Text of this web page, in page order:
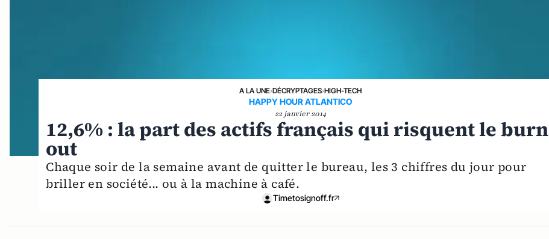
A LA UNE›DÉCRYPTAGES›HIGH-TECH
HAPPY HOUR ATLANTICO
22 janvier 2014
12,6% : la part des actifs français qui risquent le burn
out
Chaque soir de la semaine avant de quitter le bureau, les 3 chiffres du jour pour
briller en société... ou à la machine à café.
Timetosignoff.fr